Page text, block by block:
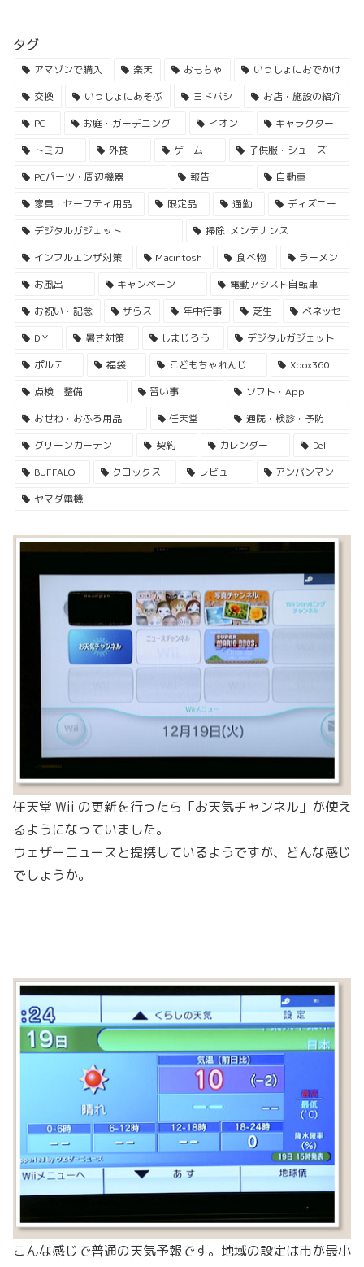
タグ
アマゾンで購入 楽天 おもちゃ
いっしょにおでかけ
交換
いっしょにあそぶ ヨドバシ
お店・施設の紹介
PC
お庭・ガーデニング イオン
キャラクター
トミカ
外食 ゲーム
子供服・シューズ
PCパーツ・周辺機器
報告
自動車
家具・セーフティ用品
限定品 通勤
ディズニー
デジタルガジェット
掃除･メンテナンス
インフルエンザ対策
Macintosh 食べ物
ラーメン
お風呂
キャンペーン
電動アシスト自転車
お祝い・記念
ザらス 年中行事 芝生
ベネッセ
DIY
暑さ対策 しまじろう
デジタルガジェット
ポルテ
福袋 こどもちゃれんじ
Xbox360
点検・整備
習い事
ソフト・App
おせわ・おふろ用品
任天堂
通院・検診・予防
グリーンカーテン
契約 カレンダー
Dell
BUFFALO
クロックス レビュー
アンパンマン
ヤマダ電機
任天堂 Wii の更新を行ったら「お天気チャンネル」が使え
るようになっていました。
ウェザーニュースと提携しているようですが、どんな感じ
でしょうか。
こんな感じで普通の天気予報です。地域の設定は市が最小